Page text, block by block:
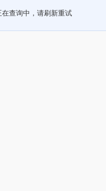
在查询中，请刷新重试